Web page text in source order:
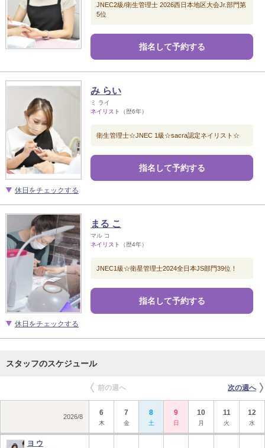
JNEC2級/衛生管理士 2026西日本地区大会Jr.部門第
5位
指名して予約する
休日をチェックする
み らい
ミ ライ
ネイリスト
（歴6年）
衛生管理士☆JNEC 1級☆sacra認定ネイリスト☆
指名して予約する
休日をチェックする
まる こ
マル コ
ネイリスト
（歴4年）
JNEC1級☆衛星管理士2024全日本JS部門39位！
指名して予約する
スタッフのスケジュール
前の週へ 次の週へ
2026/8 6
木
7
金
8
土
9
日
10
月
11
火
12
水
ヨ ウ